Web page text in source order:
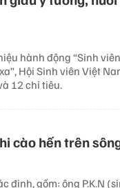
hành động “Sinh
Hội Sinh viên Việt
12 chỉ tiêu.
cào hến trên
định, gồm: ông P.K.N